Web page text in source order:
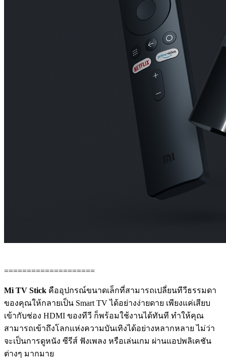
====================
Mi TV Stick คืออุปกรณ์ขนาดเล็กที่สามารถเปลี่ยนทีวีธรรมดา
ของคุณให้กลายเป็น Smart TV ได้อย่างง่ายดาย เพียงแค่เสียบ
เข้ากับช่อง HDMI ของทีวี ก็พร้อมใช้งานได้ทันที ทำให้คุณ
สามารถเข้าถึงโลกแห่งความบันเทิงได้อย่างหลากหลาย ไม่ว่า
จะเป็นการดูหนัง ซีรีส์ ฟังเพลง หรือเล่นเกม ผ่านแอปพลิเคชัน
ต่างๆ มากมาย